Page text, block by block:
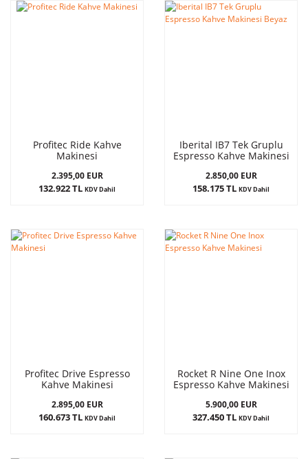
Profitec Ride Kahve
Makinesi
2.395,00 EUR
132.922 TL KDV Dahil
Iberital IB7 Tek Gruplu
Espresso Kahve Makinesi
2.850,00 EUR
158.175 TL KDV Dahil
Profitec Drive Espresso
Kahve Makinesi
2.895,00 EUR
160.673 TL KDV Dahil
Rocket R Nine One Inox
Espresso Kahve Makinesi
5.900,00 EUR
327.450 TL KDV Dahil